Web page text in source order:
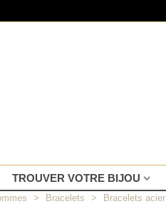
TROUVER VOTRE BIJOU
> Bracelets > Bracelets acier